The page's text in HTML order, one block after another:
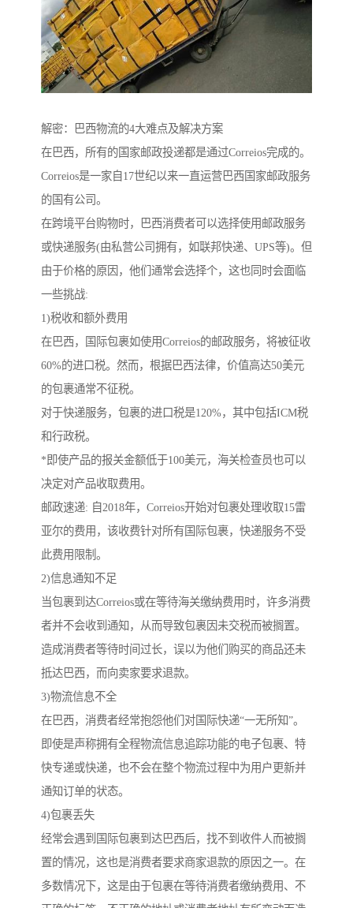
解密：巴西物流的4大难点及解决方案
在巴西，所有的国家邮政投递都是通过Correios完成的。
Correios是一家自17世纪以来一直运营巴西国家邮政服务
的国有公司。
在跨境平台购物时，巴西消费者可以选择使用邮政服务
或快递服务(由私营公司拥有，如联邦快递、UPS等)。但
由于价格的原因，他们通常会选择个，这也同时会面临
一些挑战:
1)税收和额外费用
在巴西，国际包裹如使用Correios的邮政服务，将被征收
60%的进口税。然而，根据巴西法律，价值高达50美元
的包裹通常不征税。
对于快递服务，包裹的进口税是120%，其中包括ICM税
和行政税。
*即使产品的报关金额低于100美元，海关检查员也可以
决定对产品收取费用。
邮政速递: 自2018年，Correios开始对包裹处理收取15雷
亚尔的费用，该收费针对所有国际包裹，快递服务不受
此费用限制。
2)信息通知不足
当包裹到达Correios或在等待海关缴纳费用时，许多消费
者并不会收到通知，从而导致包裹因未交税而被搁置。
造成消费者等待时间过长，误以为他们购买的商品还未
抵达巴西，而向卖家要求退款。
3)物流信息不全
在巴西，消费者经常抱怨他们对国际快递“一无所知”。
即使是声称拥有全程物流信息追踪功能的电子包裹、特
快专递或快递，也不会在整个物流过程中为用户更新并
通知订单的状态。
4)包裹丢失
经常会遇到国际包裹到达巴西后，找不到收件人而被搁
置的情况，这也是消费者要求商家退款的原因之一。在
多数情况下，这是由于包裹在等待消费者缴纳费用、不